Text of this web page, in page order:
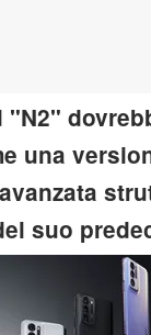
"N2"
una
suo